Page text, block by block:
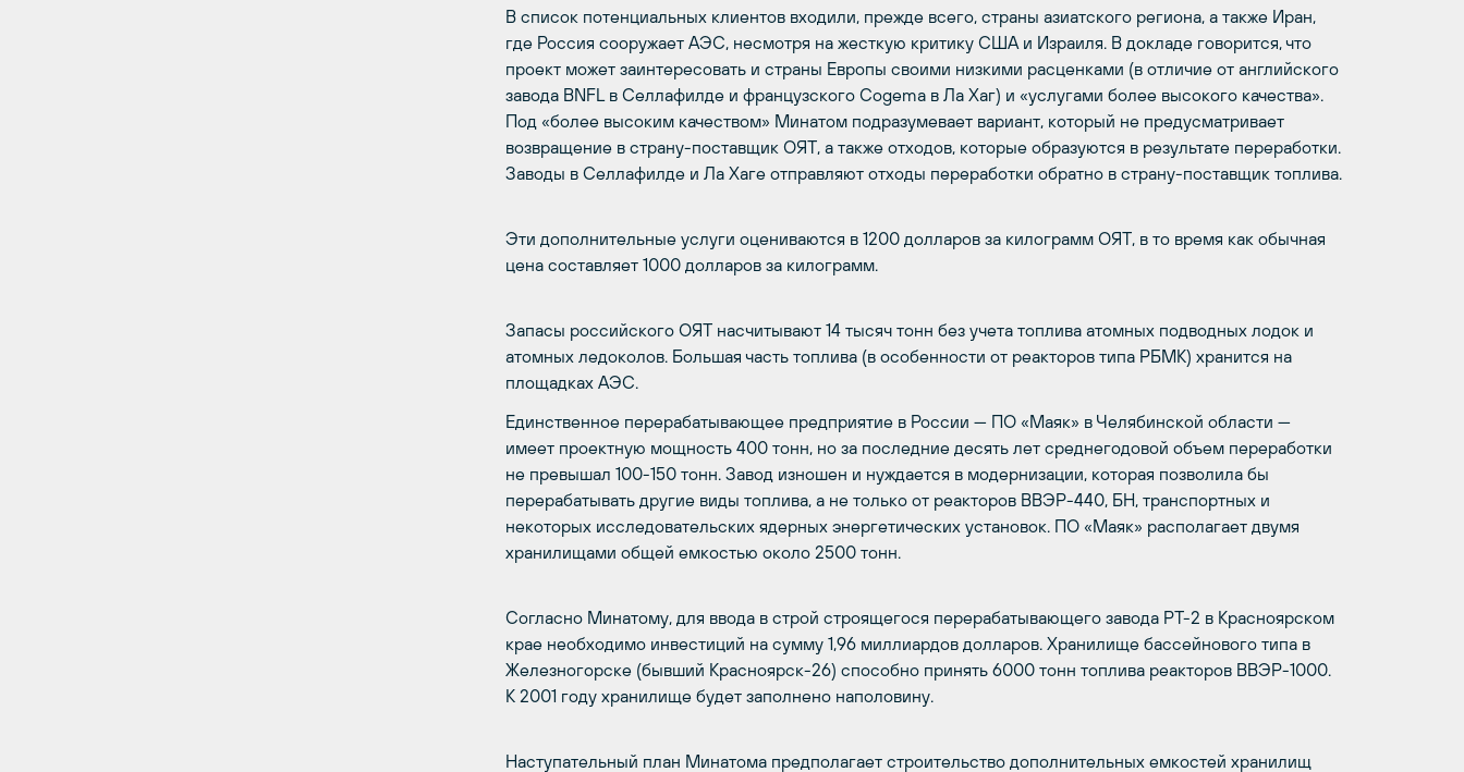
В список потенциальных клиентов входили, прежде всего, страны азиатского региона, а также Иран,
где Россия сооружает АЭС, несмотря на жесткую критику США и Израиля. В докладе говорится, что
проект может заинтересовать и страны Европы своими низкими расценками (в отличие от английского
завода BNFL в Селлафилде и французского Cogema в Ла Хаг) и «услугами более высокого качества».
Под «более высоким качеством» Минатом подразумевает вариант, который не предусматривает
возвращение в страну-поставщик ОЯТ, а также отходов, которые образуются в результате переработки.
Заводы в Селлафилде и Ла Хаге отправляют отходы переработки обратно в страну-поставщик топлива.
Эти дополнительные услуги оцениваются в 1200 долларов за килограмм ОЯТ, в то время как обычная
цена составляет 1000 долларов за килограмм.
Запасы российского ОЯТ насчитывают 14 тысяч тонн без учета топлива атомных подводных лодок и
атомных ледоколов. Большая часть топлива (в особенности от реакторов типа РБМК) хранится на
площадках АЭС.
Единственное перерабатывающее предприятие в России — ПО «Маяк» в Челябинской области —
имеет проектную мощность 400 тонн, но за последние десять лет среднегодовой объем переработки
не превышал 100-150 тонн. Завод изношен и нуждается в модернизации, которая позволила бы
перерабатывать другие виды топлива, а не только от реакторов ВВЭР-440, БН, транспортных и
некоторых исследовательских ядерных энергетических установок. ПО «Маяк» располагает двумя
хранилищами общей емкостью около 2500 тонн.
Согласно Минатому, для ввода в строй строящегося перерабатывающего завода РТ-2 в Красноярском
крае необходимо инвестиций на сумму 1,96 миллиардов долларов. Хранилище бассейнового типа в
Железногорске (бывший Красноярск-26) способно принять 6000 тонн топлива реакторов ВВЭР-1000.
К 2001 году хранилище будет заполнено наполовину.
Наступательный план Минатома предполагает строительство дополнительных емкостей хранилищ